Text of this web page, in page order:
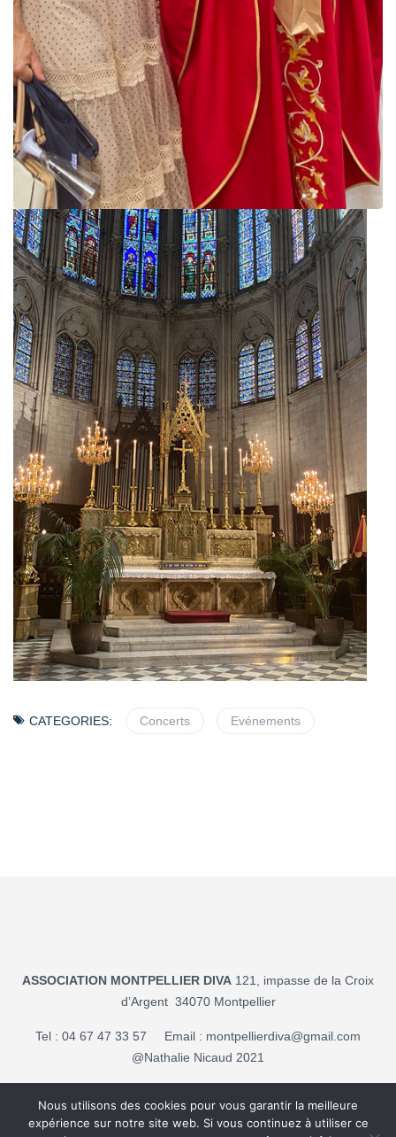
CATEGORIES: Concerts Evénements
ASSOCIATION MONTPELLIER DIVA 121, impasse de la Croix
d’Argent 34070 Montpellier
Tel : 04 67 47 33 57 Email : montpellierdiva@gmail.com
@Nathalie Nicaud 2021
Politique de confidentialité
Nous utilisons des cookies pour vous garantir la meilleure
expérience sur notre site web. Si vous continuez à utiliser ce